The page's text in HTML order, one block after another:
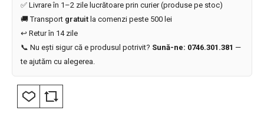
✅ Livrare în 1–2 zile lucrătoare prin curier (produse pe stoc)
🚚 Transport gratuit la comenzi peste 500 lei
↩️ Retur în 14 zile
📞 Nu ești sigur că e produsul potrivit? Sună-ne: 0746.301.381 —
te ajutăm cu alegerea.